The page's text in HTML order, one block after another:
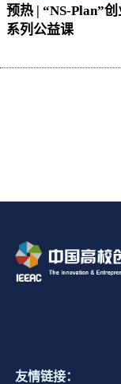
预热 | “NS-Plan”
系列公益课
友情链接：